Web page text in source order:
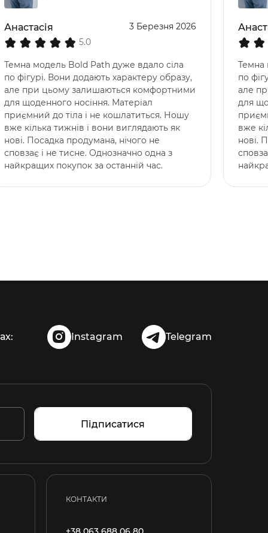
Анастасія
5.0
3 Березня 2026
Темна модель Bold Path дуже вдало сіла
по фігурі. Вони додають характеру образу,
але при цьому залишаються комфортними
для щоденного носіння. Матеріал
приємний до тіла і не кошлатиться. Ношу
вже кілька тижнів і вони виглядають як
нові. Посадка продумана, нічого не
сповзає і не тисне. Однозначно одна з
найкращих покупок за останній час.
Темна
по
але
для
вже
нові.
Instagram Telegram
Підписатися
КОНТАКТИ